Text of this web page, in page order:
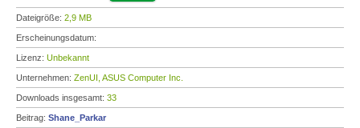
Dateigröße: 2,9 MB
Erscheinungsdatum:
Lizenz: Unbekannt
Unternehmen: ZenUI, ASUS Computer Inc.
Downloads insgesamt: 33
Beitrag: Shane_Parkar